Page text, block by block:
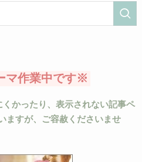
マ作業中です※
かったり、表示されない記事ペ
ますが、ご容赦くださいませ